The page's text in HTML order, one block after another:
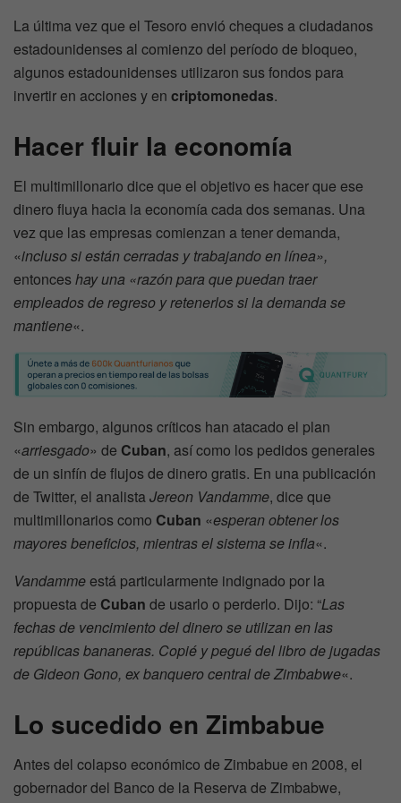
La última vez que el Tesoro envió cheques a ciudadanos
estadounidenses al comienzo del período de bloqueo,
algunos estadounidenses utilizaron sus fondos para
invertir en acciones y en criptomonedas.
Hacer fluir la economía
El multimillonario dice que el objetivo es hacer que ese
dinero fluya hacia la economía cada dos semanas. Una
vez que las empresas comienzan a tener demanda,
«incluso si están cerradas y trabajando en línea»,
entonceshay una «razón para que puedan traer
empleados de regreso y retenerlos si la demanda se
mantiene«.
Sin embargo, algunos críticos han atacado el plan
«arriesgado» de Cuban, así como los pedidos generales
de un sinfín de flujos de dinero gratis. En una publicación
de Twitter, el analistaJereon Vandamme, dice que
multimillonarios como Cuban «esperan obtener los
mayores beneficios, mientras el sistema se infla«.
Vandammeestá particularmente indignado por la
propuesta de Cuban de usarlo o perderlo. Dijo: “Las
fechas de vencimiento del dinero se utilizan en las
repúblicas bananeras. Copié y pegué del libro de jugadas
de Gideon Gono, ex banquero central de Zimbabwe«.
Lo sucedido en Zimbabue
Antes del colapso económico de Zimbabue en 2008, el
gobernador del Banco de la Reserva de Zimbabwe,